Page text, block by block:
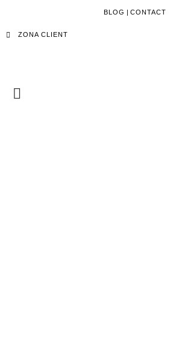
BLOG | CONTACT
ZONA CLIENT